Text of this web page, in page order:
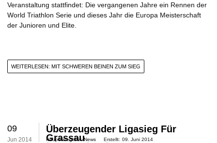
Veranstaltung stattfindet: Die vergangenen Jahre ein Rennen der
World Triathlon Serie und dieses Jahr die Europa Meisterschaft
der Junioren und Elite.
WEITERLESEN: MIT SCHWEREN BEINEN ZUM SIEG
09
Jun 2014
Überzeugender Ligasieg Für
Grassau
Hauptkategorie: News Erstellt: 09. Juni 2014